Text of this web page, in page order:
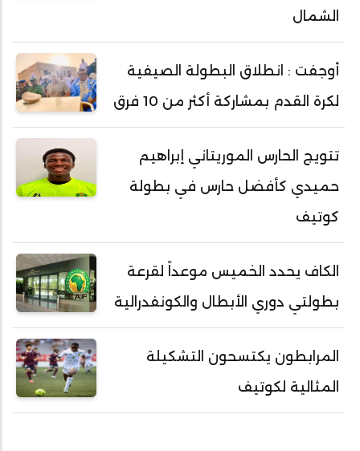
الشمال
أوجفت : انطلاق البطولة الصيفية
لكرة القدم بمشاركة أكثر من 10 فرق
تتويج الحارس الموريتاني إبراهيم
حميدي كأفضل حارس في بطولة
كوتيف
الكاف يحدد الخميس موعداً لقرعة
بطولتي دوري الأبطال والكونفدرالية
المرابطون يكتسحون التشكيلة
المثالية لكوتيف